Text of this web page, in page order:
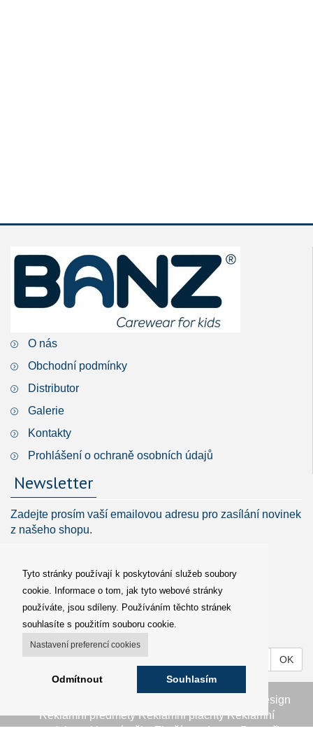
Tyto stránky používají k poskytování služeb soubory
cookie. Informace o tom, jak tyto webové stránky
používáte, jsou sdíleny. Používáním těchto stránek
souhlasíte s použitím souboru cookie.
Nastavení preferencí cookies
Odmítnout Souhlasím
O nás
Obchodní podmínky
Distributor
Galerie
Kontakty
Prohlášení o ochraně osobních údajů
Newsletter
Zadejte prosím vaší emailovou adresu pro zasílání novinek
z našeho shopu.
Váš
telefon
Váš
OK
WebDesign 1K Design
Reklamní předměty Reklamní plachty Reklamní
propisky, reklamní tužky Zboží pro domov Partneři